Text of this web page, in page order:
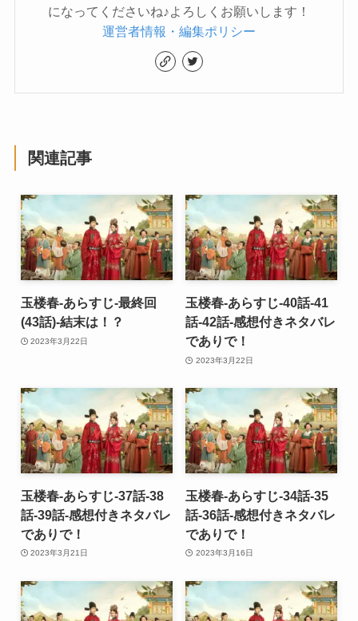
になってくださいね♪よろしくお願いします！
運営者情報・編集ポリシー
関連記事
玉楼春-あらすじ-最終回
(43話)-結末は！？
2023年3月22日
玉楼春-あらすじ-40話-41
話-42話-感想付きネタバレ
でありで！
2023年3月22日
玉楼春-あらすじ-37話-38
話-39話-感想付きネタバレ
でありで！
2023年3月21日
玉楼春-あらすじ-34話-35
話-36話-感想付きネタバレ
でありで！
2023年3月16日